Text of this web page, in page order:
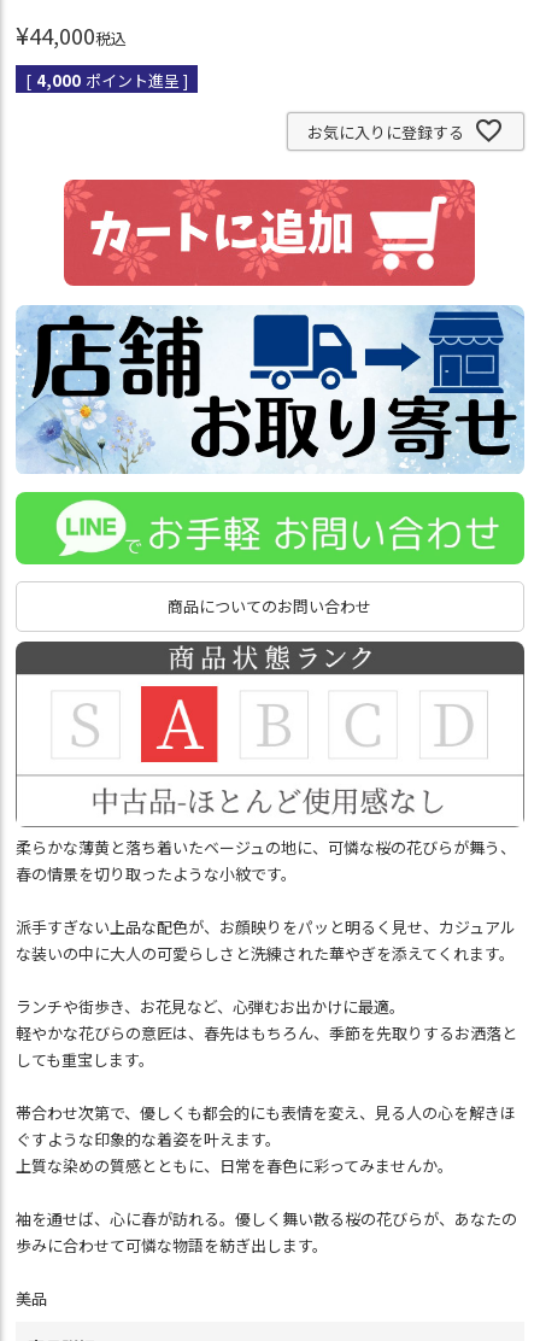
¥44,000税込
[ 4,000 ポイント進呈 ]
お気に入りに登録する
商品についてのお問い合わせ
柔らかな薄黄と落ち着いたベージュの地に、可憐な桜の花びらが舞う、
春の情景を切り取ったような小紋です。
派手すぎない上品な配色が、お顔映りをパッと明るく見せ、カジュアル
な装いの中に大人の可愛らしさと洗練された華やぎを添えてくれます。
ランチや街歩き、お花見など、心弾むお出かけに最適。
軽やかな花びらの意匠は、春先はもちろん、季節を先取りするお洒落と
しても重宝します。
帯合わせ次第で、優しくも都会的にも表情を変え、見る人の心を解きほ
ぐすような印象的な着姿を叶えます。
上質な染めの質感とともに、日常を春色に彩ってみませんか。
袖を通せば、心に春が訪れる。優しく舞い散る桜の花びらが、あなたの
歩みに合わせて可憐な物語を紡ぎ出します。
美品